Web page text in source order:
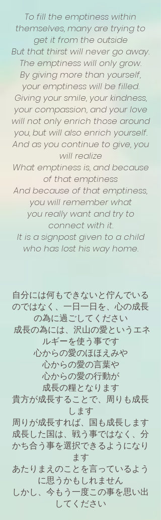
To fill the emptiness within
themselves, many are trying to
get it from the outside
But that thirst will never go away.
The emptiness will only grow.
By giving more than yourself,
your emptiness will be filled.
Giving your smile, your kindness,
your compassion, and your love
will not only enrich those around
you, but will also enrich yourself.
And as you continue to give, you
will realize
What emptiness is, and because
of that emptiness
And because of that emptiness,
you will remember what
you really want and try to
connect with it.
It is a signpost given to a child
who has lost his way home.
自分には何もできないと佇んでいる
のではなく、一日一日を、心の成長
の為に過ごしてください
成長の為には、沢山の愛というエネ
ルギーを使う事です
心からの愛のほほえみや
心からの愛の言葉や
心からの愛の行動が
成長の糧となります
貴方が成長することで、周りも成長
します
周りが成長すれば、国も成長します
成長した国は、戦う事ではなく、分
かち合う事を選択できるようになり
ます
あたりまえのことを言っているよう
に思うかもしれません
しかし、今もう一度この事を思い出
してください